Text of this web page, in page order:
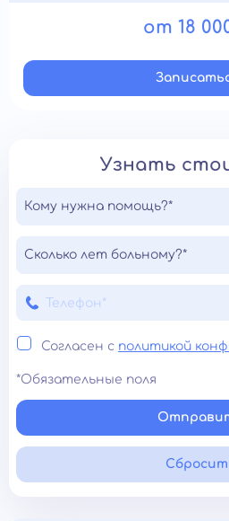
от 18
Узнать
Кому нужна помощь?*
Сколько лет больному?*
Согласен с политикой
*Обязательные поля